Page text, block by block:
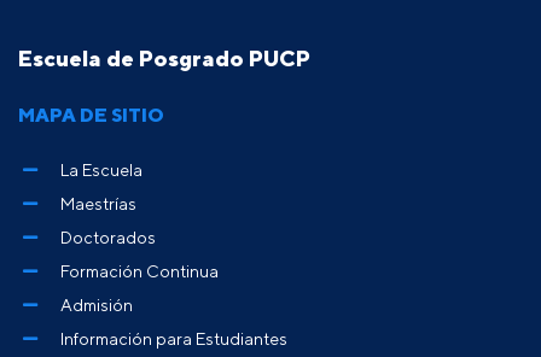
Escuela de Posgrado PUCP
MAPA DE SITIO
La Escuela
Maestrías
Doctorados
Formación Continua
Admisión
Información para Estudiantes